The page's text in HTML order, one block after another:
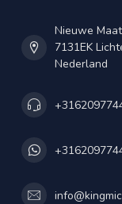
Nieuwe
7131EK
Nederland